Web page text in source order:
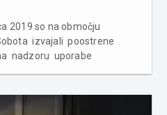
2019 so na območju
izvajali poostrene
nadzoru uporabe